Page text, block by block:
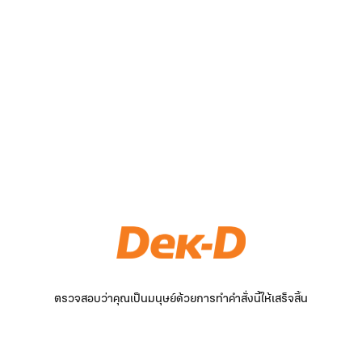
ตรวจสอบว่าคุณเป็นมนุษย์ด้วยการทำคำสั่งนี้ให้เสร็จสิ้น